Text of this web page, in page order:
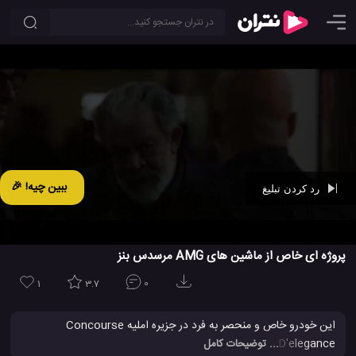
ببین چیه! 🎉
پروژه ای خاص از ماشین های AMG مرسدس بنز
1 3.7 0
این خودرو خاص و منحصر به فرد در جزیره املیه Concourse
D'elegance دیده شده است. این اتوموبیل ویژه به عنوان یک نمونه و
... توضیحات کامل